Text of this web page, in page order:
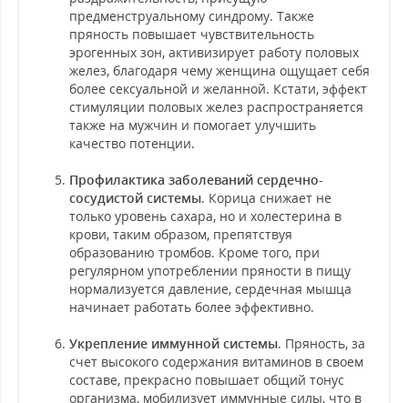
предменструальному синдрому. Также
пряность повышает чувствительность
эрогенных зон, активизирует работу половых
желез, благодаря чему женщина ощущает себя
более сексуальной и желанной. Кстати, эффект
стимуляции половых желез распространяется
также на мужчин и помогает улучшить
качество потенции.
Профилактика заболеваний сердечно-
сосудистой системы. Корица снижает не
только уровень сахара, но и холестерина в
крови, таким образом, препятствуя
образованию тромбов. Кроме того, при
регулярном употреблении пряности в пищу
нормализуется давление, сердечная мышца
начинает работать более эффективно.
Укрепление иммунной системы. Пряность, за
счет высокого содержания витаминов в своем
составе, прекрасно повышает общий тонус
организма, мобилизует иммунные силы, что в